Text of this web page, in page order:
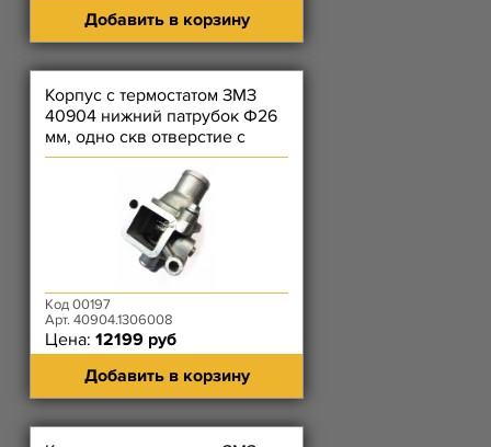
Добавить в корзину
Корпус с термостатом ЗМЗ
40904 нижний патрубок Ф26
мм, одно скв отверстие с
резьбой, с пробкой слева
Код 00197
Арт. 40904.1306008
Цена: 12199 руб
Добавить в корзину